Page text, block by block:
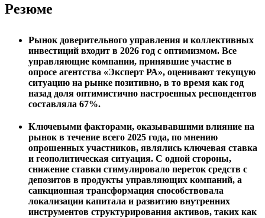
Резюме
Рынок доверительного управления и коллективных
инвестиций входит в 2026 год с оптимизмом. Все
управляющие компании, принявшие участие в
опросе агентства «Эксперт РА», оценивают текущую
ситуацию на рынке позитивно, в то время как год
назад доля оптимистично настроенных респондентов
составляла 67%.
Ключевыми факторами, оказывавшими влияние на
рынок в течение всего 2025 года, по мнению
опрошенных участников, являлись ключевая ставка
и геополитическая ситуация. С одной стороны,
снижение ставки стимулировало переток средств с
депозитов в продукты управляющих компаний, а
санкционная трансформация способствовала
локализации капитала и развитию внутренних
инструментов структурирования активов, таких как